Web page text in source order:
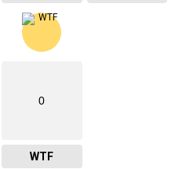
0
WTF